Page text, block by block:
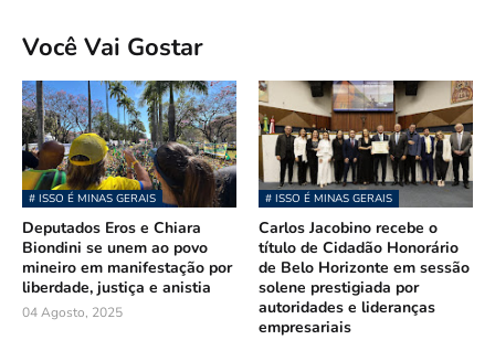
Você Vai Gostar
# ISSO É MINAS GERAIS
Deputados Eros e Chiara
Biondini se unem ao povo
mineiro em manifestação por
liberdade, justiça e anistia
04 Agosto, 2025
# ISSO É MINAS GERAIS
Carlos Jacobino recebe o
título de Cidadão Honorário
de Belo Horizonte em sessão
solene prestigiada por
autoridades e lideranças
empresariais